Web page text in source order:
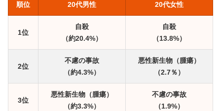
順位 20代男性 20代女性
1位
自殺
（約20.4%）
自殺
（13.8%）
2位
不慮の事故
（約4.3%）
悪性新生物（腫瘍）
（2.7％）
3位
悪性新生物（腫瘍）
（約3.3%）
不慮の事故
（1.9%）